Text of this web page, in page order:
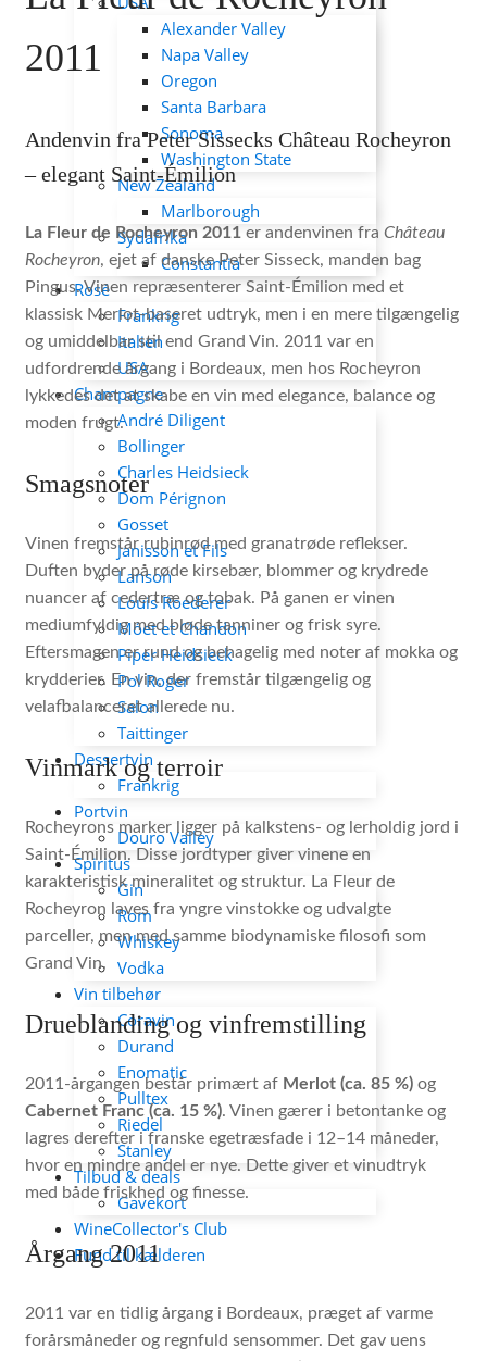
Alexander Valley
Napa Valley
Oregon
Santa Barbara
Sonoma
Washington State
New Zealand
Marlborough
Sydafrika
Constantia
Rosé
Frankrig
Italien
USA
Champagne
André Diligent
Bollinger
Charles Heidsieck
Dom Pérignon
Gosset
Janisson et Fils
Lanson
Louis Roederer
Móet et Chandon
Piper Heidsieck
Pol Roger
Salon
Taittinger
Dessertvin
Frankrig
Portvin
Douro Valley
Spiritus
Gin
Rom
Whiskey
Vodka
Vin tilbehør
Coravin
Durand
Enomatic
Pulltex
Riedel
Stanley
Tilbud & deals
Gavekort
WineCollector's Club
Fund til kælderen
2011
Andenvin fra Peter Sissecks Château Rocheyron
– elegant Saint-Émilion
La Fleur de Rocheyron 2011 er andenvinen fra Château
Rocheyron, ejet af danske Peter Sisseck, manden bag
Pingus. Vinen repræsenterer Saint-Émilion med et
klassisk Merlot-baseret udtryk, men i en mere tilgængelig
og umiddelbar stil end Grand Vin. 2011 var en
udfordrende årgang i Bordeaux, men hos Rocheyron
lykkedes det at skabe en vin med elegance, balance og
moden frugt.
Smagsnoter
Vinen fremstår rubinrød med granatrøde reflekser.
Duften byder på røde kirsebær, blommer og krydrede
nuancer af cedertræ og tobak. På ganen er vinen
mediumfyldig med bløde tanniner og frisk syre.
Eftersmagen er rund og behagelig med noter af mokka og
krydderier. En vin, der fremstår tilgængelig og
velafbalanceret allerede nu.
Vinmark og terroir
Rocheyrons marker ligger på kalkstens- og lerholdig jord i
Saint-Émilion. Disse jordtyper giver vinene en
karakteristisk mineralitet og struktur. La Fleur de
Rocheyron laves fra yngre vinstokke og udvalgte
parceller, men med samme biodynamiske filosofi som
Grand Vin.
Drueblanding og vinfremstilling
2011-årgangen består primært af Merlot (ca. 85 %) og
Cabernet Franc (ca. 15 %). Vinen gærer i betontanke og
lagres derefter i franske egetræsfade i 12–14 måneder,
hvor en mindre andel er nye. Dette giver et vinudtryk
med både friskhed og finesse.
Årgang 2011
2011 var en tidlig årgang i Bordeaux, præget af varme
forårsmåneder og regnfuld sensommer. Det gav uens